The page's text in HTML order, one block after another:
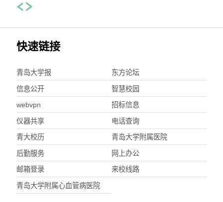
快速链接
青岛大学报 东方论坛
信息公开 智慧校园
webvpn 招标信息
仪器共享 电话查询
青大校历 青岛大学附属医院
后勤服务 网上办公
邮箱登录 来校线路
青岛大学附属心血管病医院